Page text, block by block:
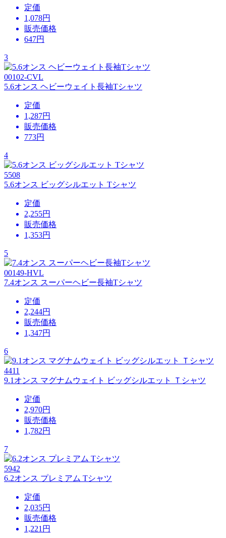
定価
1,078円
販売価格
647円
3
00102-CVL
5.6オンス ヘビーウェイト長袖Tシャツ
定価
1,287円
販売価格
773円
4
5508
5.6オンス ビッグシルエット Tシャツ
定価
2,255円
販売価格
1,353円
5
00149-HVL
7.4オンス スーパーヘビー長袖Tシャツ
定価
2,244円
販売価格
1,347円
6
4411
9.1オンス マグナムウェイト ビッグシルエット Ｔシャツ
定価
2,970円
販売価格
1,782円
7
5942
6.2オンス プレミアム Tシャツ
定価
2,035円
販売価格
1,221 円